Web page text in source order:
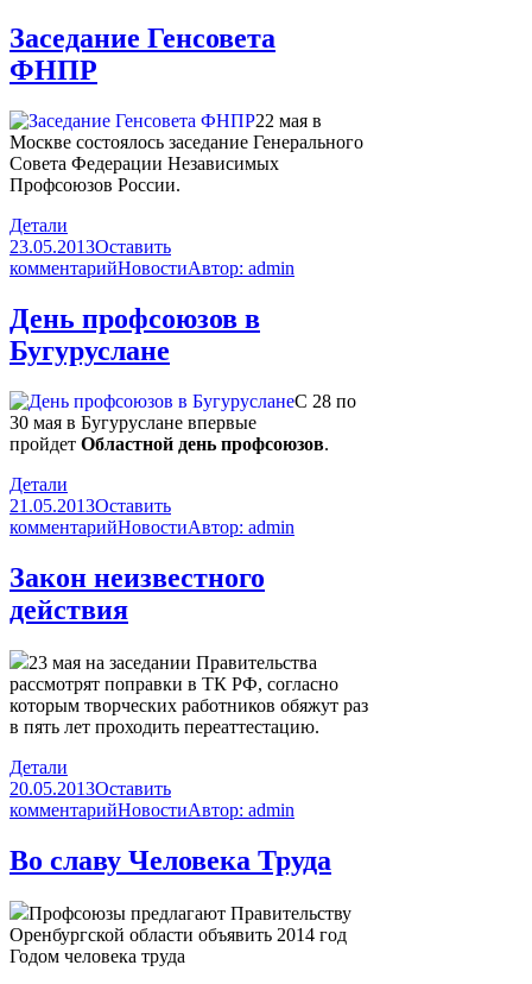
Заседание Генсовета
ФНПР
22 мая в
Москве состоялось заседание Генерального
Совета Федерации Независимых
Профсоюзов России.
Детали
23.05.2013Оставить
комментарийНовостиАвтор: admin
День профсоюзов в
Бугуруслане
С 28 по
30 мая в Бугуруслане впервые
пройдет Областной день профсоюзов.
Детали
21.05.2013Оставить
комментарийНовостиАвтор: admin
Закон неизвестного
действия
23 мая на заседании Правительства
рассмотрят поправки в ТК РФ, согласно
которым творческих работников обяжут раз
в пять лет проходить переаттестацию.
Детали
20.05.2013Оставить
комментарийНовостиАвтор: admin
Во славу Человека Труда
Профсоюзы предлагают Правительству
Оренбургской области объявить 2014 год
Годом человека труда